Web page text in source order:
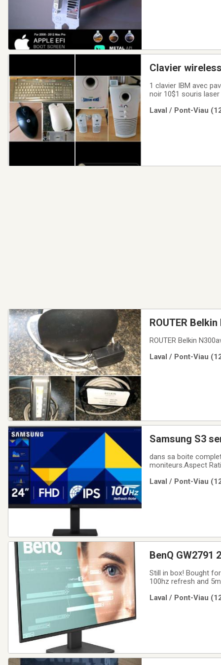
Clavier
1 clavier IBM avec
noir 10$1 souris
Laval / Pont-Viau
ROUTER
ROUTER Belkin
Laval / Pont-Viau
Samsung S3
dans sa boite
moniteurs.Aspect
Laval / Pont-Viau
BenQ GW2791
Still in box! Bought
100hz refresh and
Resolution: 1920 x
Laval / Pont-Viau